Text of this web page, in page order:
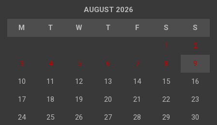
AUGUST 2026
M T W T F S S
1 2
3 4 5 6 7 8 9
10 11 12 13 14 15 16
17 18 19 20 21 22 23
24 25 26 27 28 29 30